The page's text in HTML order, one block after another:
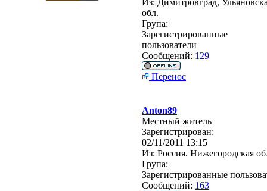
Из: Димитровград,
обл.
Група:
Зарегистрированные
пользователи
Сообщений: 129
Перенос
Anton89
Местный житель
Зарегистрирован:
02/11/2011 13:15
Из: Россия. Нижегородская
Група:
Зарегистрированные
Сообщений: 163